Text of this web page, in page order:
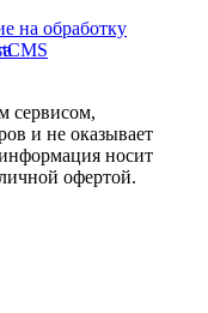
на обработку
сервисом,
и не оказывает
носит
офертой.